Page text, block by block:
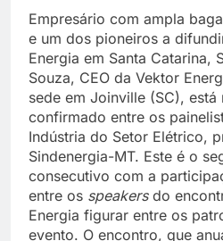
Empresário com ampla
e um dos pioneiros a
Energia em Santa Catarina,
Souza, CEO da Vektor
sede em Joinville (SC), está
confirmado entre os
Indústria do Setor Elétrico,
Sindenergia-MT. Este é o
consecutivo com a
entre os speakersdo
Energia figurar entre os
evento. O encontro, que